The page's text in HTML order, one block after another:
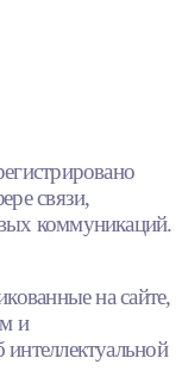
связи,
коммуникаций.
на сайте,
и